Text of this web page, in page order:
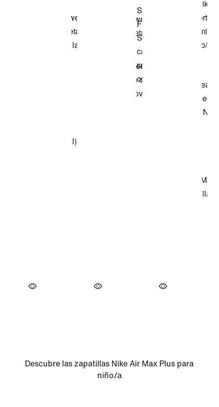
Descubre las zapatillas Nike Air Max Plus para
niño/a